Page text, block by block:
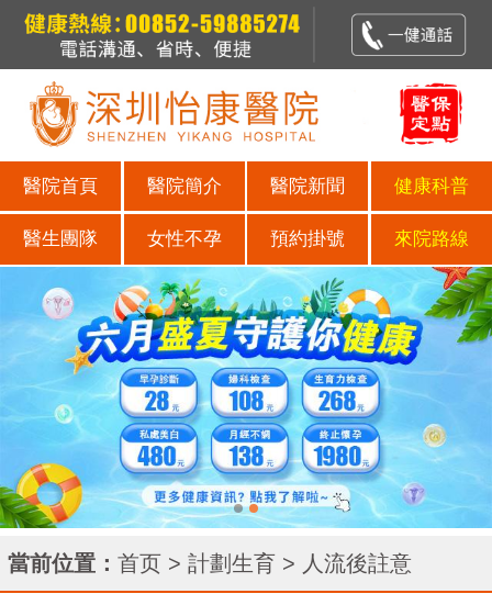
醫院首頁 醫院簡介 醫院新聞 健康科普
醫生團隊 女性不孕 預約掛號 來院路線
當前位置： 首页 > 計劃生育 > 人流後註意